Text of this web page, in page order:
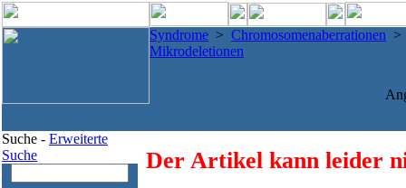
Syndrome > Chromosomenaberrationen
Mikrodeletionen
Suche - Erweiterte
Suche
Der Artikel kann leider